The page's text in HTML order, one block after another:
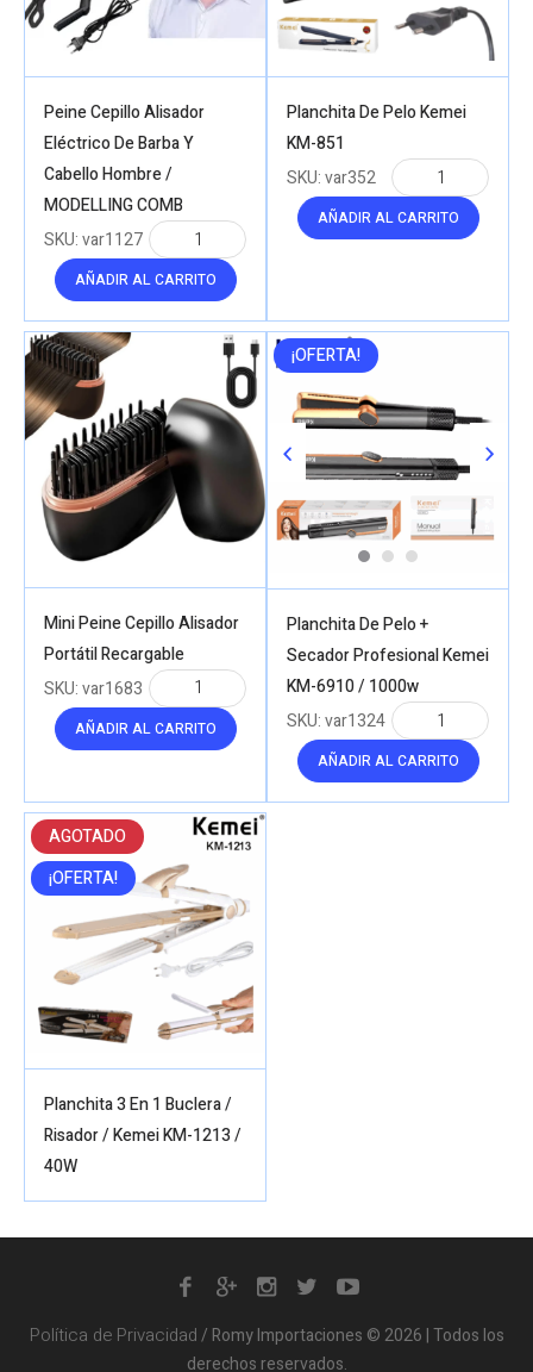
Peine Cepillo Alisador
Eléctrico De Barba Y
Cabello Hombre /
MODELLING COMB
AÑADIR AL CARRITO
SKU:var1127
Planchita De Pelo Kemei
KM-851
AÑADIR AL CARRITO
SKU:var352
Mini Peine Cepillo Alisador
Portátil Recargable
AÑADIR AL CARRITO
SKU:var1683
¡OFERTA!
Planchita De Pelo +
Secador Profesional Kemei
KM-6910 / 1000w
AÑADIR AL CARRITO
SKU:var1324
AGOTADO
¡OFERTA!
Planchita 3 En 1 Buclera /
Risador / Kemei KM-1213 /
40W
Política de Privacidad/ Romy Importaciones © 2026 | Todos los
derechos reservados.